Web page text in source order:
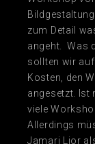
zum Detail
angeht. Was
sollten wir
Kosten, den
angesetzt. Ist
viele
Allerdings
Jamari Lior